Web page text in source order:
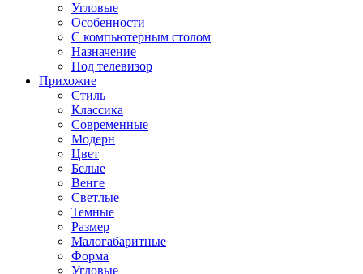
Угловые
Особенности
С компьютерным столом
Назначение
Под телевизор
Прихожие
Стиль
Классика
Современные
Модерн
Цвет
Белые
Венге
Светлые
Темные
Размер
Малогабаритные
Форма
Угловые